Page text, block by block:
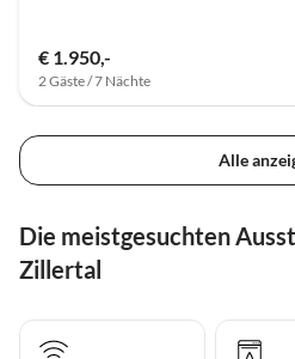
€ 1.950,-
2 Gäste / 7 Nächte
Alle
Die meistgesuchten
Zillertal